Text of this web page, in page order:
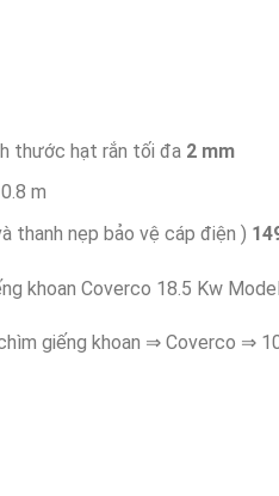
thước hạt rắn tối đa 2 mm
m
thanh nẹp bảo vệ cáp điện )
khoan Coverco 18.5 Kw
giếng khoan ⇒ Coverco ⇒